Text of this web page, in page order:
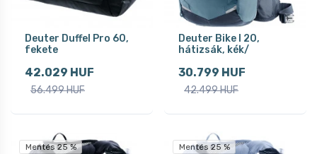
Deuter Duffel Pro 60,
fekete
42.029 HUF
56.499 HUF
Deuter Bike I 20,
hátizsák, kék/
30.799 HUF
42.499 HUF
Mentés 25 % Mentés 25 %